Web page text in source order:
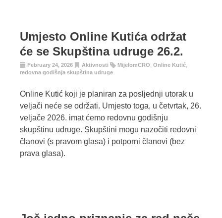
Umjesto Online Kutića održat
će se Skupština udruge 26.2.
February 24, 2026 Aktivnosti MijelomCRO Online Kutić
redovna godišnja skupština udruge
Online Kutić koji je planiran za posljednji utorak u
veljači neće se održati. Umjesto toga, u četvrtak, 26.
veljače 2026. imat ćemo redovnu godišnju
skupštinu udruge. Skupštini mogu nazočiti redovni
članovi (s pravom glasa) i potporni članovi (bez
prava glasa).